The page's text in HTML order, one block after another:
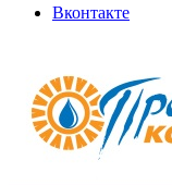
Вконтакте